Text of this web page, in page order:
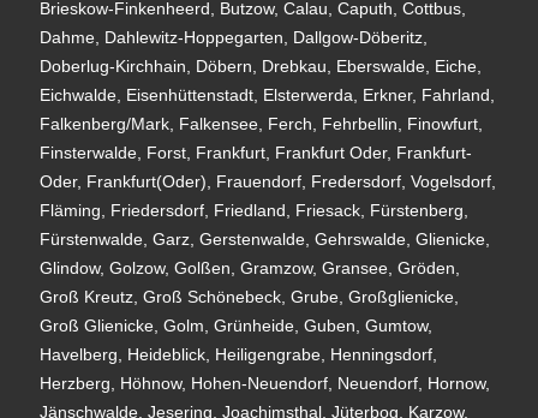
Brieskow-Finkenheerd, Butzow, Calau, Caputh, Cottbus,
Dahme, Dahlewitz-Hoppegarten, Dallgow-Döberitz,
Doberlug-Kirchhain, Döbern, Drebkau, Eberswalde, Eiche,
Eichwalde, Eisenhüttenstadt, Elsterwerda, Erkner, Fahrland,
Falkenberg/Mark, Falkensee, Ferch, Fehrbellin, Finowfurt,
Finsterwalde, Forst, Frankfurt, Frankfurt Oder, Frankfurt-
Oder, Frankfurt(Oder), Frauendorf, Fredersdorf, Vogelsdorf,
Fläming, Friedersdorf, Friedland, Friesack, Fürstenberg,
Fürstenwalde, Garz, Gerstenwalde, Gehrswalde, Glienicke,
Glindow, Golzow, Golßen, Gramzow, Gransee, Gröden,
Groß Kreutz, Groß Schönebeck, Grube, Großglienicke,
Groß Glienicke, Golm, Grünheide, Guben, Gumtow,
Havelberg, Heideblick, Heiligengrabe, Henningsdorf,
Herzberg, Höhnow, Hohen-Neuendorf, Neuendorf, Hornow,
Jänschwalde, Jesering, Joachimsthal, Jüterbog, Karzow,